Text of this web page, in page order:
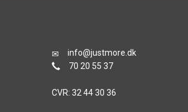
info@justmore.dk
70 20 55 37
CVR: 32 44 30 36